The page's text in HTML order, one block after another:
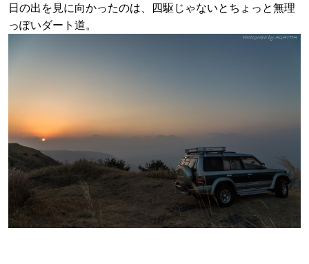
日の出を見に向かったのは、四駆じゃないとちょっと無理
っぽいダート道。